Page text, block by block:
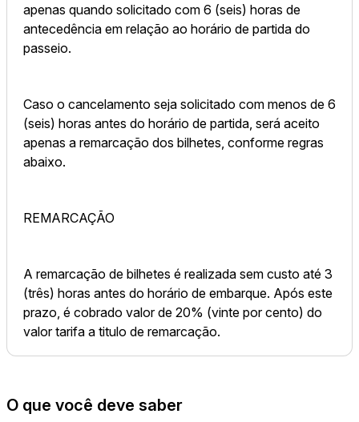
apenas quando solicitado com 6 (seis) horas de
antecedência em relação ao horário de partida do
passeio.
Caso o cancelamento seja solicitado com menos de 6
(seis) horas antes do horário de partida, será aceito
apenas a remarcação dos bilhetes, conforme regras
abaixo.
REMARCAÇÃO
A remarcação de bilhetes é realizada sem custo até 3
(três) horas antes do horário de embarque. Após este
prazo, é cobrado valor de 20% (vinte por cento) do
valor tarifa a titulo de remarcação.
O que você deve saber